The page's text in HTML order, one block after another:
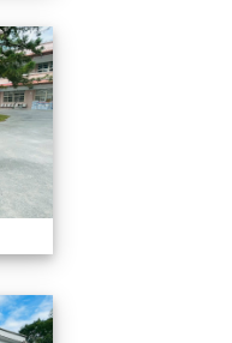
1141208拜會光復國小
1141208拜會光復國小